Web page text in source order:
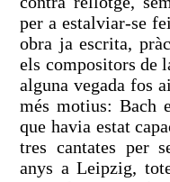
per a estalviar-se
obra ja escrita,
els compositors de
alguna vegada fos
més motius: Bach
que havia estat
tres cantates per
anys a Leipzig,